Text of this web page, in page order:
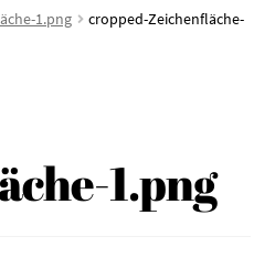
1.png
cropped-Zeichenfläche-
1.png